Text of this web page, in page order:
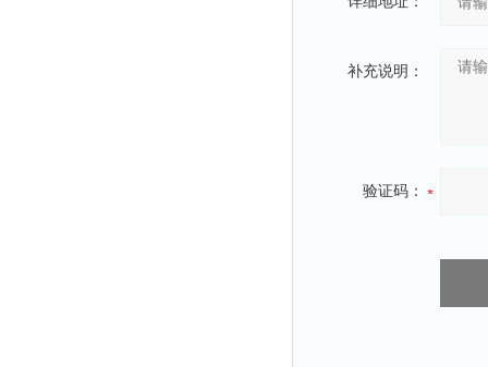
补充说明：
验证码：